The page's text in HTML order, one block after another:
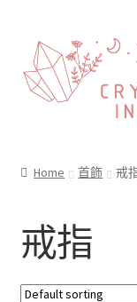
Home 首飾 戒
戒指